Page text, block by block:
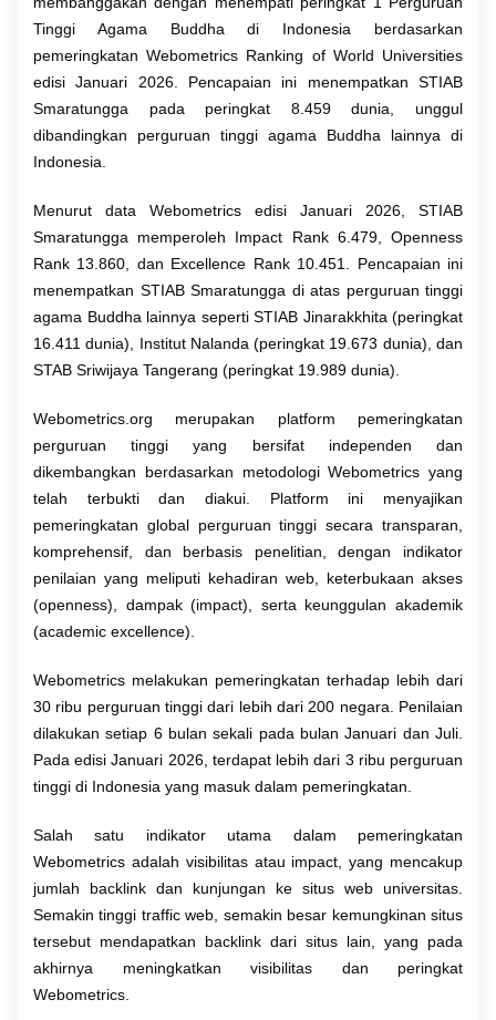
Tinggi Agama Buddha di Indonesia berdasarkan
pemeringkatan Webometrics Ranking of World Universities
edisi Januari 2026. Pencapaian ini menempatkan STIAB
Smaratungga pada peringkat 8.459 dunia, unggul
dibandingkan perguruan tinggi agama Buddha lainnya di
Indonesia.
Menurut data Webometrics edisi Januari 2026, STIAB
Smaratungga memperoleh Impact Rank 6.479, Openness
Rank 13.860, dan Excellence Rank 10.451. Pencapaian ini
menempatkan STIAB Smaratungga di atas perguruan tinggi
agama Buddha lainnya seperti STIAB Jinarakkhita (peringkat
16.411 dunia), Institut Nalanda (peringkat 19.673 dunia), dan
STAB Sriwijaya Tangerang (peringkat 19.989 dunia).
Webometrics.org merupakan platform pemeringkatan
perguruan tinggi yang bersifat independen dan
dikembangkan berdasarkan metodologi Webometrics yang
telah terbukti dan diakui. Platform ini menyajikan
pemeringkatan global perguruan tinggi secara transparan,
komprehensif, dan berbasis penelitian, dengan indikator
penilaian yang meliputi kehadiran web, keterbukaan akses
(openness), dampak (impact), serta keunggulan akademik
(academic excellence).
Webometrics melakukan pemeringkatan terhadap lebih dari
30 ribu perguruan tinggi dari lebih dari 200 negara. Penilaian
dilakukan setiap 6 bulan sekali pada bulan Januari dan Juli.
Pada edisi Januari 2026, terdapat lebih dari 3 ribu perguruan
tinggi di Indonesia yang masuk dalam pemeringkatan.
Salah satu indikator utama dalam pemeringkatan
Webometrics adalah visibilitas atau impact, yang mencakup
jumlah backlink dan kunjungan ke situs web universitas.
Semakin tinggi traffic web, semakin besar kemungkinan situs
tersebut mendapatkan backlink dari situs lain, yang pada
akhirnya meningkatkan visibilitas dan peringkat
Webometrics.